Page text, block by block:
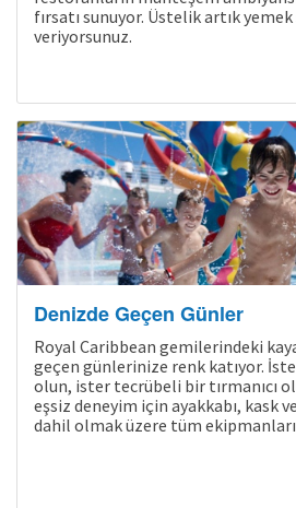
fırsatı sunuyor. Üstelik artık
veriyorsunuz.
Denizde Geçen Günler
Royal Caribbean gemilerindeki
geçen günlerinize renk katıyor.
olun, ister tecrübeli bir tırmanıcı
eşsiz deneyim için ayakkabı, kask
dahil olmak üzere tüm ekipmanları